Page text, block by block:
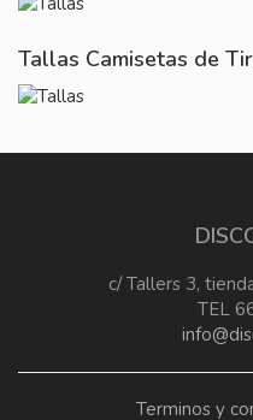
Tallas Camisetas de
c/ Tallers 3,
TEL
Terminos y